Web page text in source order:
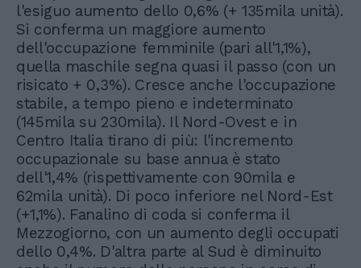
l'esiguo aumento dello 0,6% (+ 135mila unità).
Si conferma un maggiore aumento
dell'occupazione femminile (pari all'1,1%),
quella maschile segna quasi il passo (con un
risicato + 0,3%). Cresce anche l'occupazione
stabile, a tempo pieno e indeterminato
(145mila su 230mila). Il Nord-Ovest e in
Centro Italia tirano di più: l'incremento
occupazionale su base annua è stato
dell'1,4% (rispettivamente con 90mila e
62mila unità). Di poco inferiore nel Nord-Est
(+1,1%). Fanalino di coda si conferma il
Mezzogiorno, con un aumento degli occupati
dello 0,4%. D'altra parte al Sud è diminuito